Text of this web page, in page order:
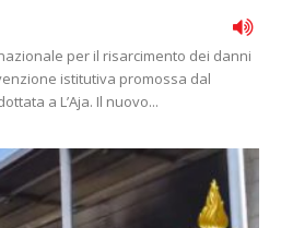
per il risarcimento dei danni
istitutiva promossa dal
a L’Aja. Il nuovo...